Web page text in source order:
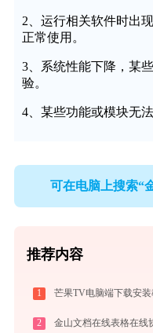
2、运行相关软件时出
正常使用。
3、系统性能下降，某
验。
4、某些功能或模块无
可在电脑上搜索“
推荐内容
1
2 金山文档在线表格在线